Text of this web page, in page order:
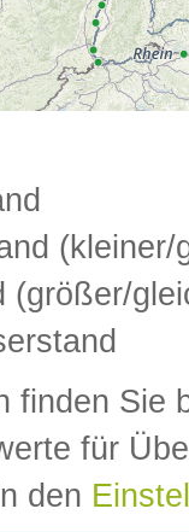
(kleiner/
(größer/
finden Sie
für
den